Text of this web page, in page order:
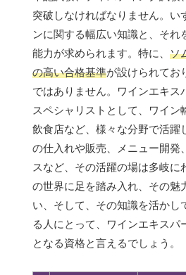
突破しなければなりません。い
ンに関する幅広い知識と、それ
能力が求められます。特に、 ソ
の高い合格基準が設けられてお
ではありません。ワインエキス
スペシャリストとして、ワイン
飲食店など、様々な分野で活躍
の仕入れや販売、メニュー開発
スなど、その活躍の場は多岐に
の世界に足を踏み入れ、その魅
い、そして、その知識を活かし
る人にとって、ワインエキスパ
となる資格と言えるでしょう。